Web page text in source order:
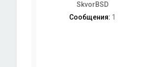
SkvorBSD
Сообщения: 1